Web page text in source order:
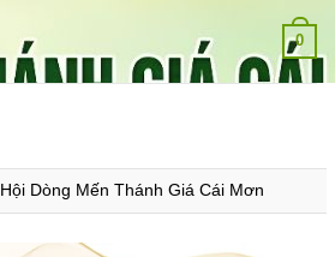
0
Hội Dòng Mến Thánh Giá Cái Mơn